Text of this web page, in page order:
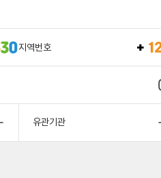
지역번호
유관기관